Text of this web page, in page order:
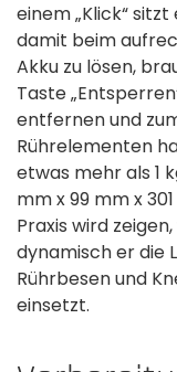
einem „Klick“
damit beim
Akku zu lösen,
Taste
entfernen und
Rührelementen
etwas mehr als 1
mm x 99 mm x
Praxis wird
dynamisch er die
Rührbesen und
einsetzt.